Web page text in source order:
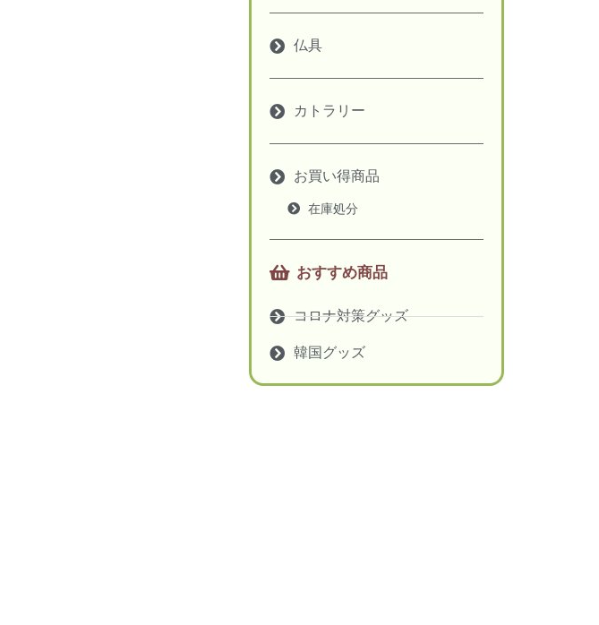
仏具
カトラリー
お買い得商品
在庫処分
おすすめ商品
コロナ対策グッズ
韓国グッズ